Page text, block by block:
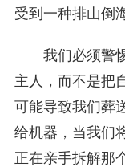
受到一种排山倒
我们必须警
主人，而不是把
可能导致我们葬
给机器，当我们
正在亲手拆解那